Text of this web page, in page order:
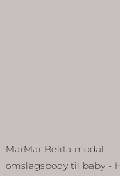
MarMar Belita modal
omslagsbody til baby -